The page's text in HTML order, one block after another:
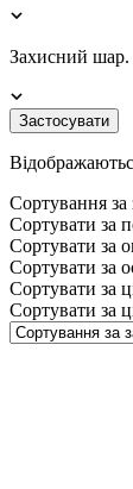
Захисний
Застосувати
Сортування
Сортувати за
Сортувати за
Сортувати за
Сортувати за
Сортувати за